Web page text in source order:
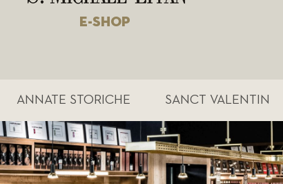
E-SHOP
ANNATE STORICHE SANCT VALENTIN